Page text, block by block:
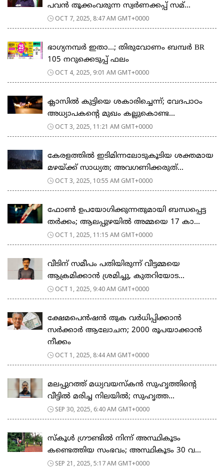
പവൻ തൂക്കംവരുന്ന സ്വർണക്കപ്പ് സമ്...
OCT 7, 2025, 8:47 AM GMT+0000
ഭാഗ്യനമ്പർ ഇതാ…; തിരുവോണം ബമ്പർ BR
105 നറുക്കെടുപ്പ് ഫലം
OCT 4, 2025, 9:01 AM GMT+0000
ക്ലാസിൽ കുട്ടിയെ ശകാരിച്ചെന്ന്; വേദപാഠം
അധ്യാപകന്റെ മുഖം കല്ലുകൊണ്ട...
OCT 3, 2025, 11:21 AM GMT+0000
കേരളത്തില്‍ ഇടിമിന്നലോടുകൂടിയ ശക്തമായ
മഴയ്ക്ക് സാധ്യത; അവഗണിക്കരുത്...
OCT 3, 2025, 10:55 AM GMT+0000
ഫോൺ ഉപയോഗിക്കുന്നതുമായി ബന്ധപ്പെട്ട
തർക്കം; ആലപ്പുഴയിൽ അമ്മയെ 17 കാ...
OCT 1, 2025, 11:15 AM GMT+0000
വീടിന് സമീപം പതിയിരുന്ന് വീട്ടമ്മയെ
ആക്രമിക്കാൻ ശ്രമിച്ചു, കുതറിയോട...
OCT 1, 2025, 9:40 AM GMT+0000
ക്ഷേമപെൻഷൻ തുക വർധിപ്പിക്കാൻ
സർക്കാർ ആലോചന; 2000 രൂപയാക്കാൻ
നീക്കം
OCT 1, 2025, 8:44 AM GMT+0000
മലപ്പുറത്ത് മധ്യവയസ്കൻ സുഹൃത്തിന്‍റെ
വീട്ടിൽ മരിച്ച നിലയിൽ; സുഹൃത്ത...
SEP 30, 2025, 6:40 AM GMT+0000
സ്കൂള്‍ ഗ്രൗണ്ടിൽ നിന്ന് അസ്ഥികൂടം
കണ്ടെത്തിയ സംഭവം; അസ്ഥികൂടം 30 വ...
SEP 21, 2025, 5:17 AM GMT+0000